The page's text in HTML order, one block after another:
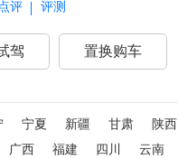
点评 评测
驾 置换购车
宁夏 新疆 甘肃 陕西
广西 福建 四川 云南